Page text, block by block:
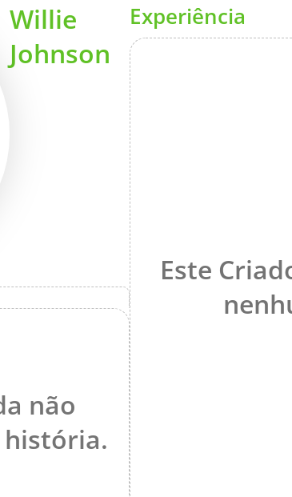
Willie
Johnson
não
Experiência
Este